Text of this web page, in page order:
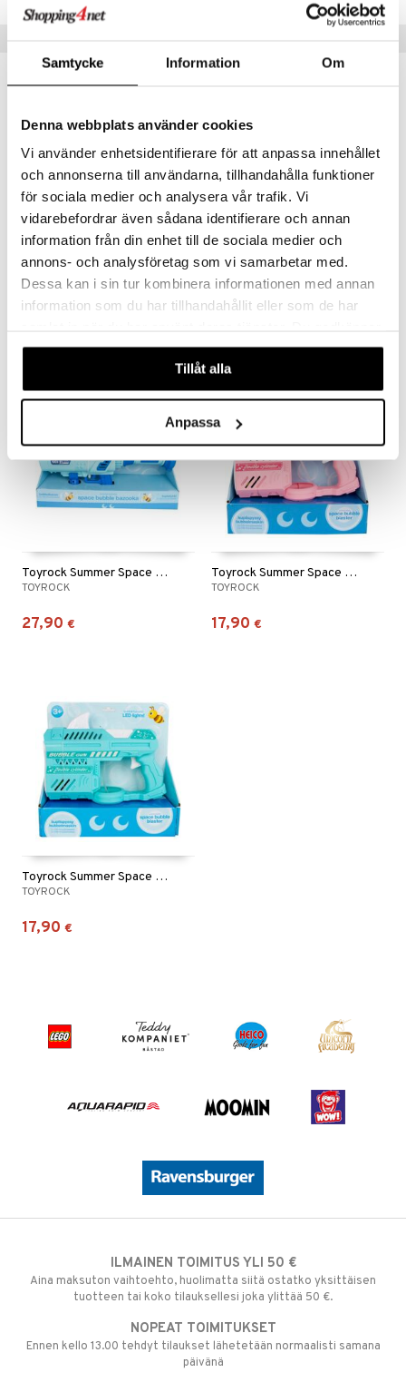
Samtycke Information Om
Denna webbplats använder cookies
Vi använder enhetsidentifierare för att anpassa innehållet
och annonserna till användarna, tillhandahålla funktioner
för sociala medier och analysera vår trafik. Vi
vidarebefordrar även sådana identifierare och annan
information från din enhet till de sociala medier och
annons- och analysföretag som vi samarbetar med.
Dessa kan i sin tur kombinera informationen med annan
information som du har tillhandahållit eller som de har
våra cookies vid fortsatt användande av vår webbplats.
Tillåt alla
Anpassa
GP Batteries Super Alkaline AAA 20 kpl pakkaus
GP BATTERIES
Paw Patrol Kuplapuhallin
TOYROCK
Toyrock Summer Space Bubble Bazooka sininen
TOYROCK
27,90 €
Toyrock Summer Space Bubble Blaster pinkki
TOYROCK
17,90 €
Toyrock Summer Space Bubble Blaster sininen
TOYROCK
17,90 €
ILMAINEN TOIMITUS YLI 50 €
Aina maksuton vaihtoehto, huolimatta siitä ostatko yksittäisen
tuotteen tai koko tilauksellesi joka ylittää 50 €.
NOPEAT TOIMITUKSET
Ennen kello 13.00 tehdyt tilaukset lähetetään normaalisti samana
päivänä